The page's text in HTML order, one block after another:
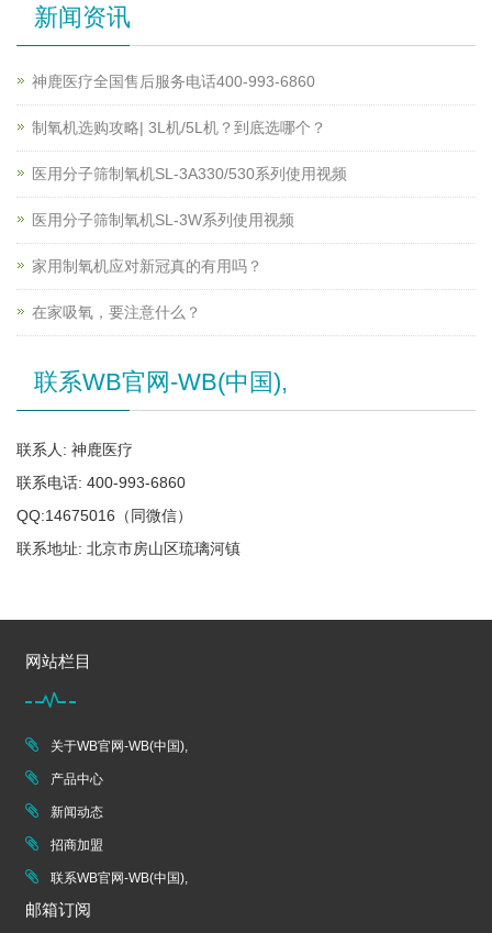
新闻资讯
神鹿医疗全国售后服务电话400-993-6860
制氧机选购攻略| 3L机/5L机？到底选哪个？
医用分子筛制氧机SL-3A330/530系列使用视频
医用分子筛制氧机SL-3W系列使用视频
家用制氧机应对新冠真的有用吗？
在家吸氧，要注意什么？
联系WB官网-WB(中国),
联系人: 神鹿医疗
联系电话: 400-993-6860
QQ:14675016（同微信）
联系地址: 北京市房山区琉璃河镇
网站栏目
关于WB官网-WB(中国),
产品中心
新闻动态
招商加盟
联系WB官网-WB(中国),
邮箱订阅